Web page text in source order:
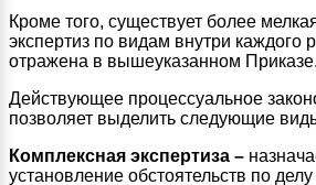
Кроме того, существует более
экспертиз по видам внутри каждого
отражена в вышеуказанном Приказе.
Действующее процессуальное
позволяет выделить следующие
Комплексная экспертиза –
установление обстоятельств по делу